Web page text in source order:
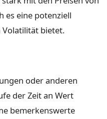
es eine potenziell
bietet.
oder anderen
der Zeit an Wert
bemerkenswerte